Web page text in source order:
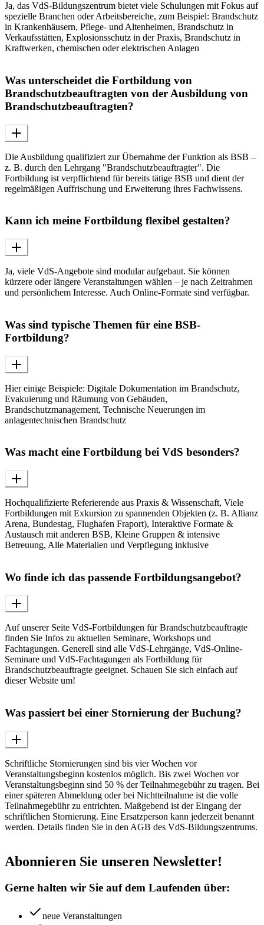
Ja, das VdS-Bildungszentrum bietet viele Schulungen mit Fokus auf
spezielle Branchen oder Arbeitsbereiche, zum Beispiel: Brandschutz
in Krankenhäusern, Pflege- und Altenheimen, Brandschutz in
Verkaufsstätten, Explosionsschutz in der Praxis, Brandschutz in
Kraftwerken, chemischen oder elektrischen Anlagen
Was unterscheidet die Fortbildung von
Brandschutzbeauftragten von der Ausbildung von
Brandschutzbeauftragten?
Die Ausbildung qualifiziert zur Übernahme der Funktion als BSB –
z. B. durch den Lehrgang "Brandschutzbeauftragter". Die
Fortbildung ist verpflichtend für bereits tätige BSB und dient der
regelmäßigen Auffrischung und Erweiterung ihres Fachwissens.
Kann ich meine Fortbildung flexibel gestalten?
Ja, viele VdS-Angebote sind modular aufgebaut. Sie können
kürzere oder längere Veranstaltungen wählen – je nach Zeitrahmen
und persönlichem Interesse. Auch Online-Formate sind verfügbar.
Was sind typische Themen für eine BSB-
Fortbildung?
Hier einige Beispiele: Digitale Dokumentation im Brandschutz,
Evakuierung und Räumung von Gebäuden,
Brandschutzmanagement, Technische Neuerungen im
anlagentechnischen Brandschutz
Was macht eine Fortbildung bei VdS besonders?
Hochqualifizierte Referierende aus Praxis & Wissenschaft, Viele
Fortbildungen mit Exkursion zu spannenden Objekten (z. B. Allianz
Arena, Bundestag, Flughafen Fraport), Interaktive Formate &
Austausch mit anderen BSB, Kleine Gruppen & intensive
Betreuung, Alle Materialien und Verpflegung inklusive
Wo finde ich das passende Fortbildungsangebot?
Auf unserer Seite VdS-Fortbildungen für Brandschutzbeauftragte
finden Sie Infos zu aktuellen Seminare, Workshops und
Fachtagungen. Generell sind alle VdS-Lehrgänge, VdS-Online-
Seminare und VdS-Fachtagungen als Fortbildung für
Brandschutzbeauftragte geeignet. Schauen Sie sich einfach auf
dieser Website um!
Was passiert bei einer Stornierung der Buchung?
Schriftliche Stornierungen sind bis vier Wochen vor
Veranstaltungsbeginn kostenlos möglich. Bis zwei Wochen vor
Veranstaltungsbeginn sind 50 % der Teilnahmegebühr zu tragen. Bei
einer späteren Abmeldung oder bei Nichtteilnahme ist die volle
Teilnahmegebühr zu entrichten. Maßgebend ist der Eingang der
schriftlichen Stornierung. Eine Ersatzperson kann jederzeit benannt
werden. Details finden Sie in den AGB des VdS-Bildungszentrums.
Abonnieren Sie unseren Newsletter!
Gerne halten wir Sie auf dem Laufenden über:
neue Veranstaltungen